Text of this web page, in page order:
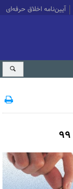
آیین‌نامه اخلاق حرفه‌ای